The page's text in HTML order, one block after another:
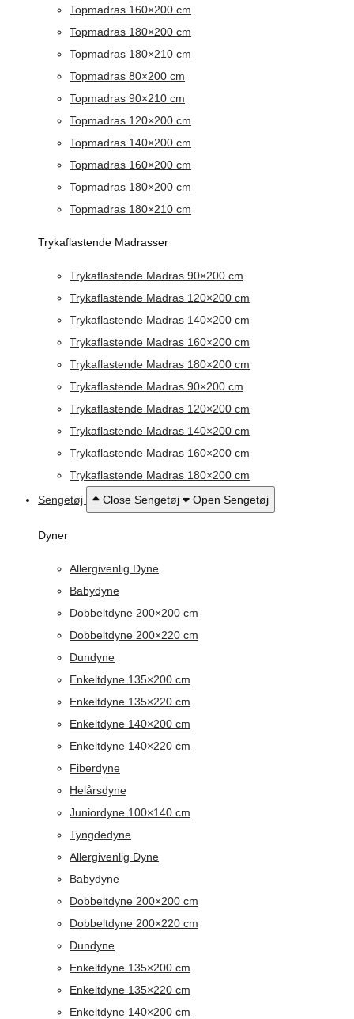
Topmadras 160×200 cm
Topmadras 180×200 cm
Topmadras 180×210 cm
Topmadras 80×200 cm
Topmadras 90×210 cm
Topmadras 120×200 cm
Topmadras 140×200 cm
Topmadras 160×200 cm
Topmadras 180×200 cm
Topmadras 180×210 cm
Trykaflastende Madrasser
Trykaflastende Madras 90×200 cm
Trykaflastende Madras 120×200 cm
Trykaflastende Madras 140×200 cm
Trykaflastende Madras 160×200 cm
Trykaflastende Madras 180×200 cm
Trykaflastende Madras 90×200 cm
Trykaflastende Madras 120×200 cm
Trykaflastende Madras 140×200 cm
Trykaflastende Madras 160×200 cm
Trykaflastende Madras 180×200 cm
Sengetøj
Close Sengetøj Open Sengetøj
Dyner
Allergivenlig Dyne
Babydyne
Dobbeltdyne 200×200 cm
Dobbeltdyne 200×220 cm
Dundyne
Enkeltdyne 135×200 cm
Enkeltdyne 135×220 cm
Enkeltdyne 140×200 cm
Enkeltdyne 140×220 cm
Fiberdyne
Helårsdyne
Juniordyne 100×140 cm
Tyngdedyne
Allergivenlig Dyne
Babydyne
Dobbeltdyne 200×200 cm
Dobbeltdyne 200×220 cm
Dundyne
Enkeltdyne 135×200 cm
Enkeltdyne 135×220 cm
Enkeltdyne 140×200 cm